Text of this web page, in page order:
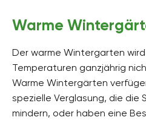
Warme
Der warme Wintergarten
Temperaturen ganzjährig
Warme Wintergärten
spezielle Verglasung, die die
mindern, oder haben eine